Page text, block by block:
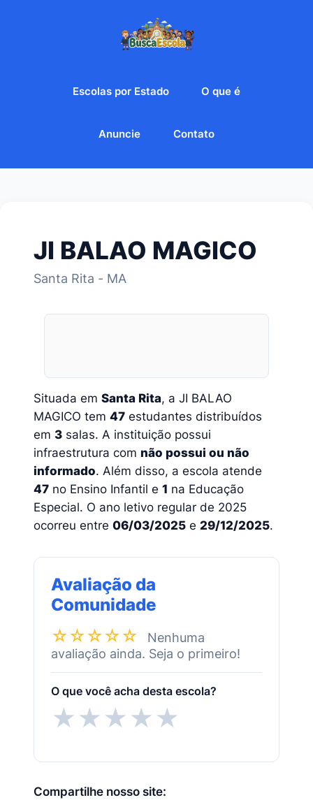
Escolas por Estado O que é
Anuncie Contato
JI BALAO MAGICO
Santa Rita - MA
Situada em Santa Rita, a JI BALAO
MAGICO tem 47 estudantes distribuídos
em 3 salas. A instituição possui
infraestrutura com não possui ou não
informado. Além disso, a escola atende
47 no Ensino Infantil e 1 na Educação
Especial. O ano letivo regular de 2025
ocorreu entre 06/03/2025 e 29/12/2025.
Avaliação da
Comunidade
☆☆☆☆☆
Nenhuma
avaliação ainda. Seja o primeiro!
O que você acha desta escola?
★★★★★
Compartilhe nosso site: